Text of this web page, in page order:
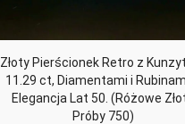
Złoty Pierścionek Retro z
11.29 ct, Diamentami i
Elegancja Lat 50. (Różowe
Próby 750)